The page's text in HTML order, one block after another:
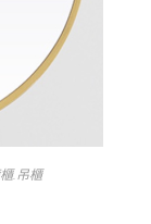
.吊櫃